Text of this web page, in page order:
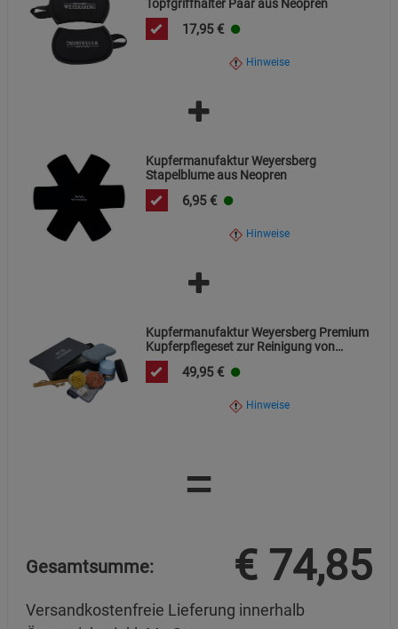
Topfgriffhalter Paar aus Neopren
17,95 €
Hinweise
Kupfermanufaktur Weyersberg
Stapelblume aus Neopren
6,95 €
Hinweise
Kupfermanufaktur Weyersberg Premium
Kupferpflegeset zur Reinigung von
Kupferkochgeschirr
49,95 €
Hinweise
=
Gesamtsumme: € 74,85
Versandkostenfreie Lieferung innerhalb
Datenschutzerklärung Impressum